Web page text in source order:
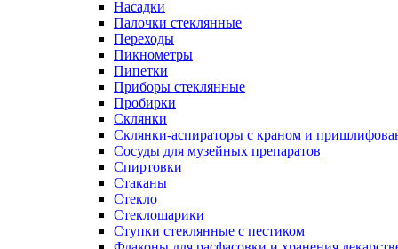
Насадки
Палочки стеклянные
Переходы
Пикнометры
Пипетки
Приборы стеклянные
Пробирки
Склянки
Склянки-аспираторы с краном и
Сосуды для музейных препаратов
Спиртовки
Стаканы
Стекло
Стеклошарики
Ступки стеклянные с пестиком